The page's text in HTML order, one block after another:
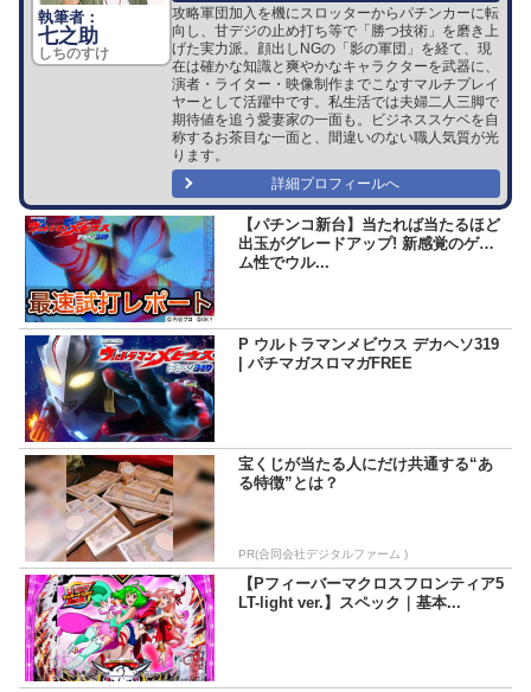
七之助
しちのすけ
攻略軍団加入を機にスロッターからパチンカーに転
向し、甘デジの止め打ち等で「勝つ技術」を磨き上
げた実力派。顔出しNGの「影の軍団」を経て、現
在は確かな知識と爽やかなキャラクターを武器に、
演者・ライター・映像制作までこなすマルチプレイ
ヤーとして活躍中です。私生活では夫婦二人三脚で
期待値を追う愛妻家の一面も。ビジネススケベを自
称するお茶目な一面と、間違いのない職人気質が光
ります。
詳細プロフィールへ
【パチンコ新台】当たれば当たるほど
出玉がグレードアップ! 新感覚のゲー
ム性でウル...
P ウルトラマンメビウス デカヘソ319
| パチマガスロマガFREE
宝くじが当たる人にだけ共通する“あ
る特徴”とは？
PR(合同会社デジタルファーム )
【Pフィーバーマクロスフロンティア5
LT-light ver.】スペック｜基本...